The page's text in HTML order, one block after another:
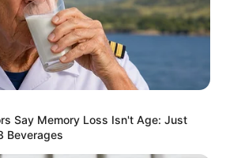
Say Memory Loss Isn't Age: Just
Beverages